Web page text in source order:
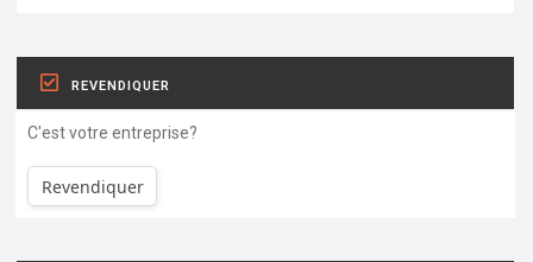
REVENDIQUER
C'est votre entreprise?
Revendiquer